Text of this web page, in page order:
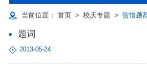
当前位置： 首页> 校庆专题 > 贺信题
题词
2013-05-24